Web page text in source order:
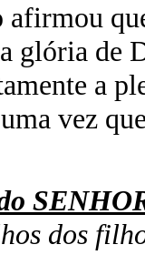
glória de
a
vez
dos